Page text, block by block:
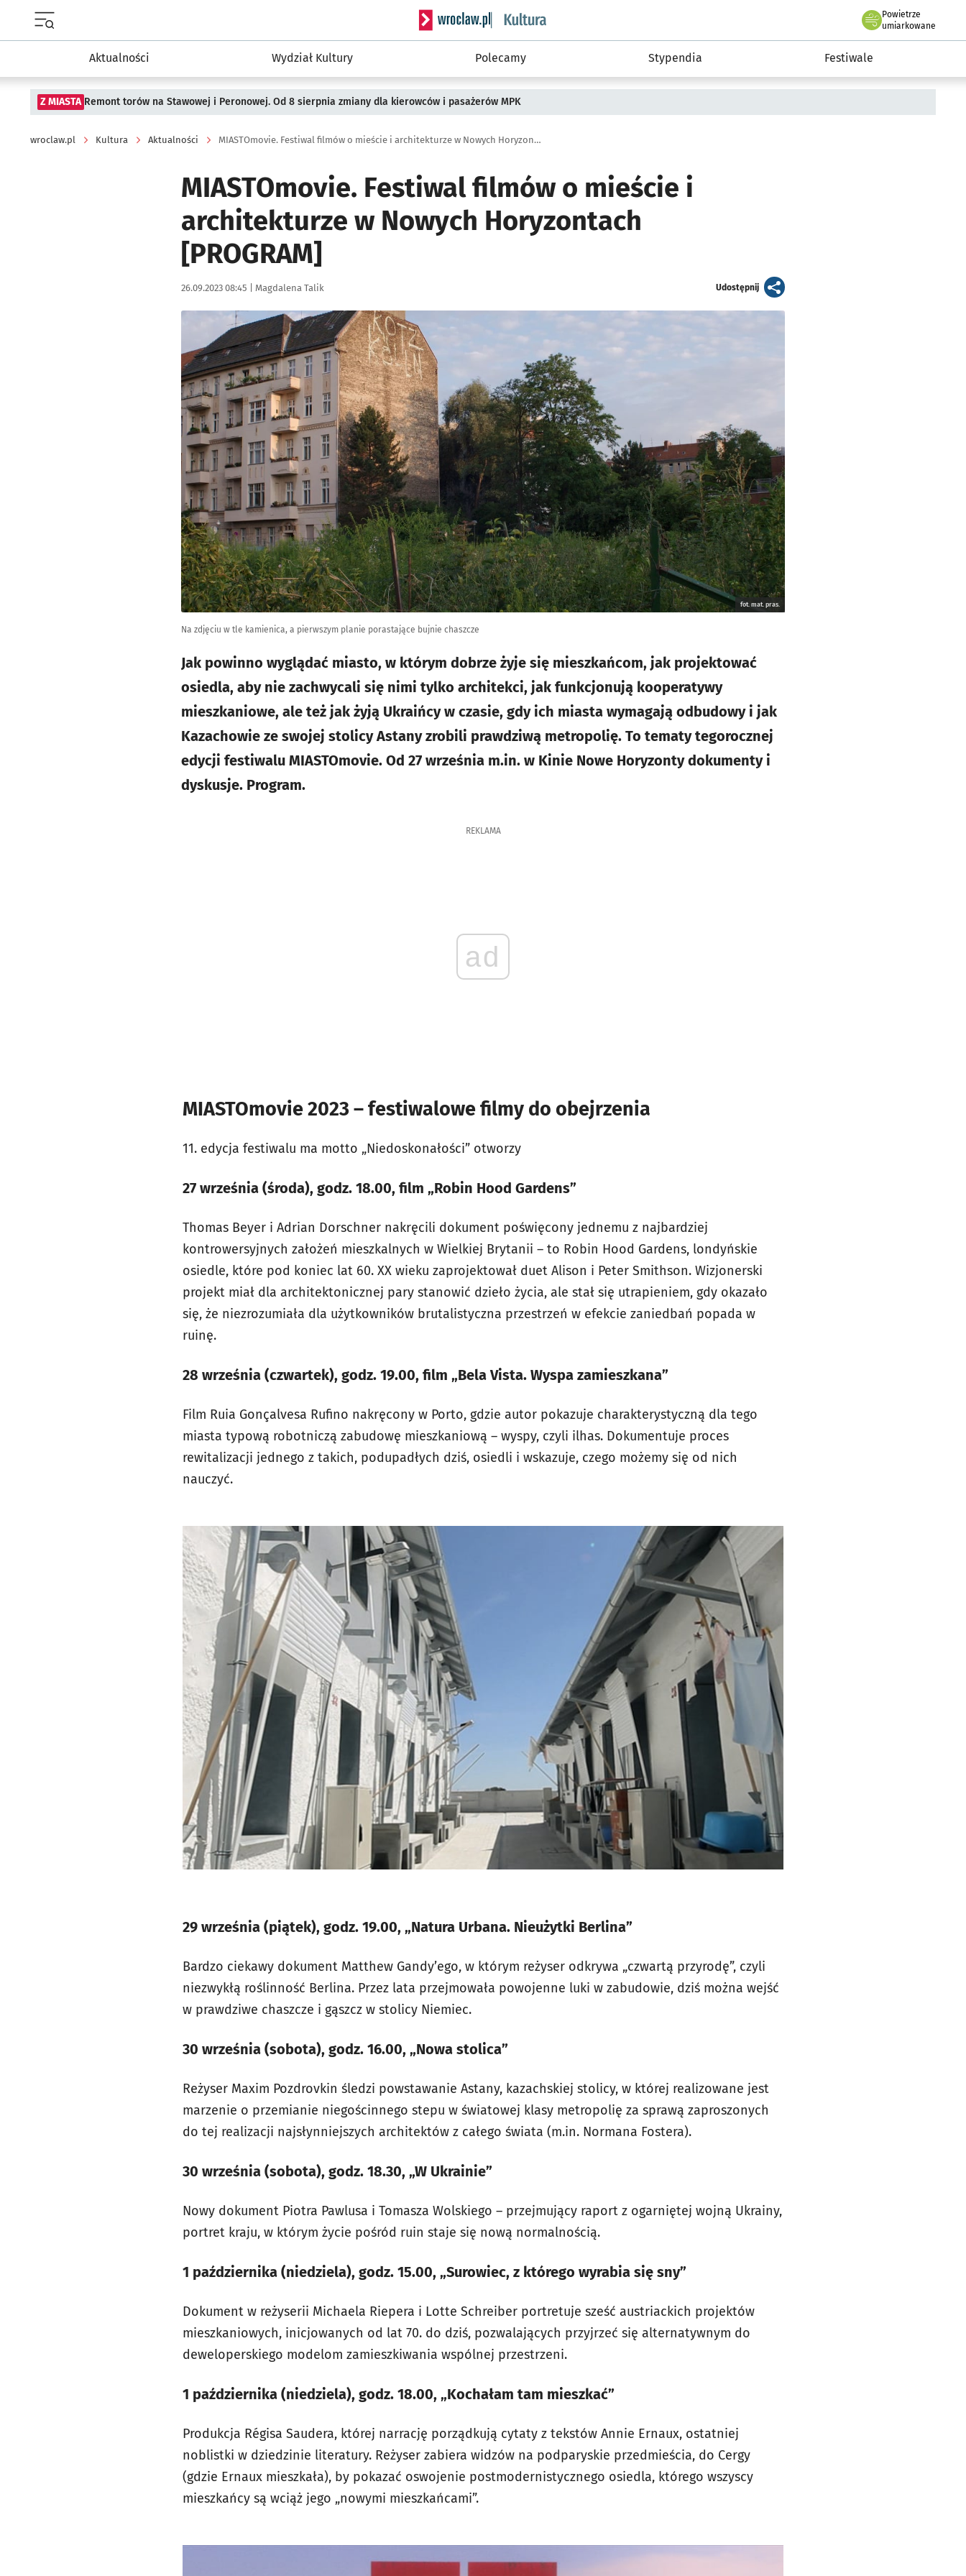
Serwis informacyjny wroclaw.pl podserwis: Kultura
Powietrze
we Wrocławiu
umiarkowane
Aktualności Wydział Kultury Polecamy Stypendia Festiwale
Z MIASTA Remont torów na Stawowej i Peronowej. Od 8 sierpnia zmiany dla kierowców i pasażerów MPK
wroclaw.pl Kultura Aktualności MIASTOmovie. Festiwal filmów o mieście i architekturze w Nowych Horyzontach [PROGRAM]
MIASTOmovie. Festiwal filmów o mieście i
architekturze w Nowych Horyzontach
[PROGRAM]
Data publikacji:
26.09.2023 08:45 | Autor:
Magdalena Talik Udostępnijartykuł
Kliknij, aby powiększyć
fot. mat. pras.
Na zdjęciu w tle kamienica, a pierwszym planie porastające bujnie chaszcze
Jak powinno wyglądać miasto, w którym dobrze żyje się mieszkańcom, jak projektować
osiedla, aby nie zachwycali się nimi tylko architekci, jak funkcjonują kooperatywy
mieszkaniowe, ale też jak żyją Ukraińcy w czasie, gdy ich miasta wymagają odbudowy i jak
Kazachowie ze swojej stolicy Astany zrobili prawdziwą metropolię. To tematy tegorocznej
edycji festiwalu MIASTOmovie. Od 27 września m.in. w Kinie Nowe Horyzonty dokumenty i
dyskusje. Program.
REKLAMA
ad
MIASTOmovie 2023 – festiwalowe filmy do obejrzenia
11. edycja festiwalu ma motto „Niedoskonałości” otworzy
27 września (środa), godz. 18.00, film „Robin Hood Gardens”
Thomas Beyer i Adrian Dorschner nakręcili dokument poświęcony jednemu z najbardziej
kontrowersyjnych założeń mieszkalnych w Wielkiej Brytanii – to Robin Hood Gardens, londyńskie
osiedle, które pod koniec lat 60. XX wieku zaprojektował duet Alison i Peter Smithson. Wizjonerski
projekt miał dla architektonicznej pary stanowić dzieło życia, ale stał się utrapieniem, gdy okazało
się, że niezrozumiała dla użytkowników brutalistyczna przestrzeń w efekcie zaniedbań popada w
ruinę.
28 września (czwartek), godz. 19.00, film „Bela Vista. Wyspa zamieszkana”
Film Ruia Gonçalvesa Rufino nakręcony w Porto, gdzie autor pokazuje charakterystyczną dla tego
miasta typową robotniczą zabudowę mieszkaniową – wyspy, czyli ilhas. Dokumentuje proces
rewitalizacji jednego z takich, podupadłych dziś, osiedli i wskazuje, czego możemy się od nich
nauczyć.
29 września (piątek), godz. 19.00, „Natura Urbana. Nieużytki Berlina”
Bardzo ciekawy dokument Matthew Gandy’ego, w którym reżyser odkrywa „czwartą przyrodę”, czyli
niezwykłą roślinność Berlina. Przez lata przejmowała powojenne luki w zabudowie, dziś można wejść
w prawdziwe chaszcze i gąszcz w stolicy Niemiec.
30 września (sobota), godz. 16.00, „Nowa stolica”
Reżyser Maxim Pozdrovkin śledzi powstawanie Astany, kazachskiej stolicy, w której realizowane jest
marzenie o przemianie niegościnnego stepu w światowej klasy metropolię za sprawą zaproszonych
do tej realizacji najsłynniejszych architektów z całego świata (m.in. Normana Fostera).
30 września (sobota), godz. 18.30, „W Ukrainie”
Nowy dokument Piotra Pawlusa i Tomasza Wolskiego – przejmujący raport z ogarniętej wojną Ukrainy,
portret kraju, w którym życie pośród ruin staje się nową normalnością.
1 października (niedziela), godz. 15.00, „Surowiec, z którego wyrabia się sny”
Dokument w reżyserii Michaela Riepera i Lotte Schreiber portretuje sześć austriackich projektów
mieszkaniowych, inicjowanych od lat 70. do dziś, pozwalających przyjrzeć się alternatywnym do
deweloperskiego modelom zamieszkiwania wspólnej przestrzeni.
1 października (niedziela), godz. 18.00, „Kochałam tam mieszkać”
Produkcja Régisa Saudera, której narrację porządkują cytaty z tekstów Annie Ernaux, ostatniej
noblistki w dziedzinie literatury. Reżyser zabiera widzów na podparyskie przedmieścia, do Cergy
(gdzie Ernaux mieszkała), by pokazać oswojenie postmodernistycznego osiedla, którego wszyscy
mieszkańcy są wciąż jego „nowymi mieszkańcami”.